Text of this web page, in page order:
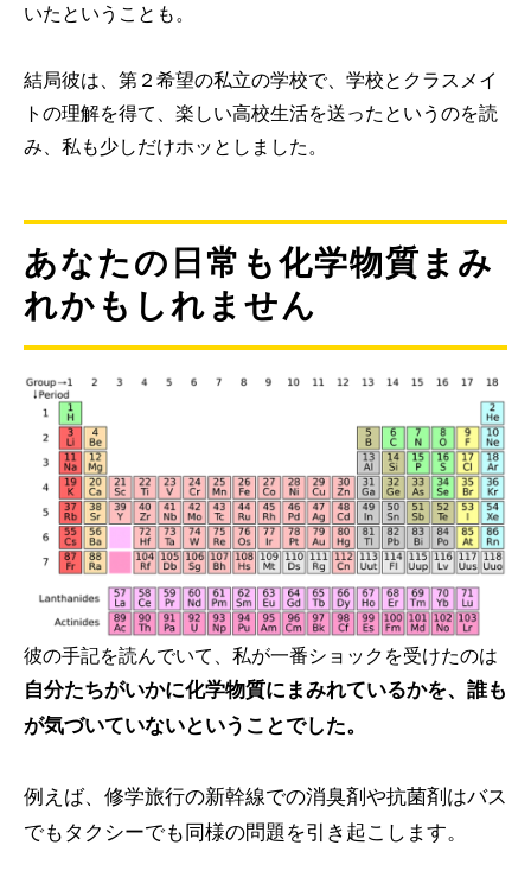
いたということも。
結局彼は、第２希望の私立の学校で、学校とクラスメイ
トの理解を得て、楽しい高校生活を送ったというのを読
み、私も少しだけホッとしました。
あなたの日常も化学物質まみ
れかもしれません
彼の手記を読んでいて、私が一番ショックを受けたのは
自分たちがいかに化学物質にまみれているかを、誰も
が気づいていないということでした。
例えば、修学旅行の新幹線での消臭剤や抗菌剤はバス
でもタクシーでも同様の問題を引き起こします。